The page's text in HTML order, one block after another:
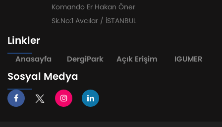
Komando Er Hakan Öner
Sk.No:1 Avcılar / İSTANBUL
Linkler
Anasayfa DergiPark Açık Erişim IGUMER
Sosyal Medya